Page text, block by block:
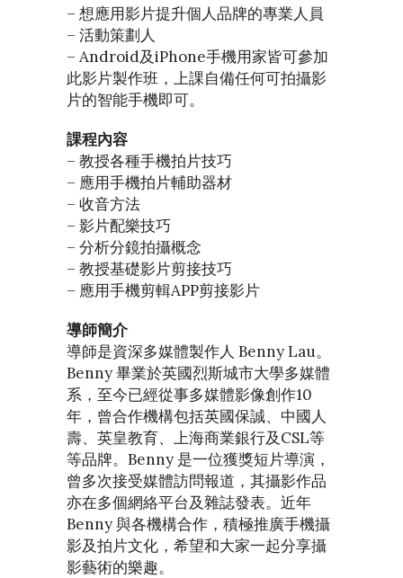
– 想應用影片提升個人品牌的專業人員
– 活動策劃人
– Android及iPhone手機用家皆可參加
此影片製作班，上課自備任何可拍攝影
片的智能手機即可。
課程內容
– 教授各種手機拍片技巧
– 應用手機拍片輔助器材
– 收音方法
– 影片配樂技巧
– 分析分鏡拍攝概念
– 教授基礎影片剪接技巧
– 應用手機剪輯APP剪接影片
導師簡介
導師是資深多媒體製作人 Benny Lau。
Benny 畢業於英國烈斯城市大學多媒體
系，至今已經從事多媒體影像創作10
年，曾合作機構包括英國保誠、中國人
壽、英皇教育、上海商業銀行及CSL等
等品牌。Benny 是一位獲獎短片導演，
曾多次接受媒體訪問報道，其攝影作品
亦在多個網絡平台及雜誌發表。近年
Benny 與各機構合作，積極推廣手機攝
影及拍片文化，希望和大家一起分享攝
影藝術的樂趣。